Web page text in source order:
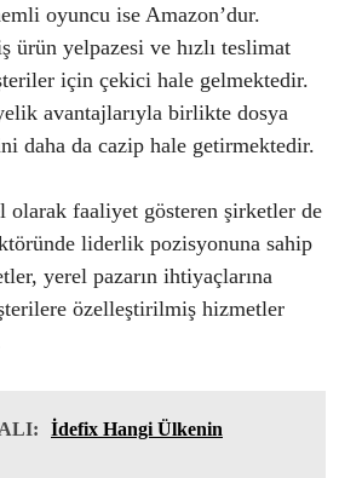
oyuncu ise Amazon’dur.
ürün yelpazesi ve hızlı teslimat
için çekici hale gelmektedir.
avantajlarıyla birlikte dosya
daha da cazip hale getirmektedir.
olarak faaliyet gösteren şirketler de
liderlik pozisyonuna sahip
yerel pazarın ihtiyaçlarına
özelleştirilmiş hizmetler
İdefix Hangi Ülkenin